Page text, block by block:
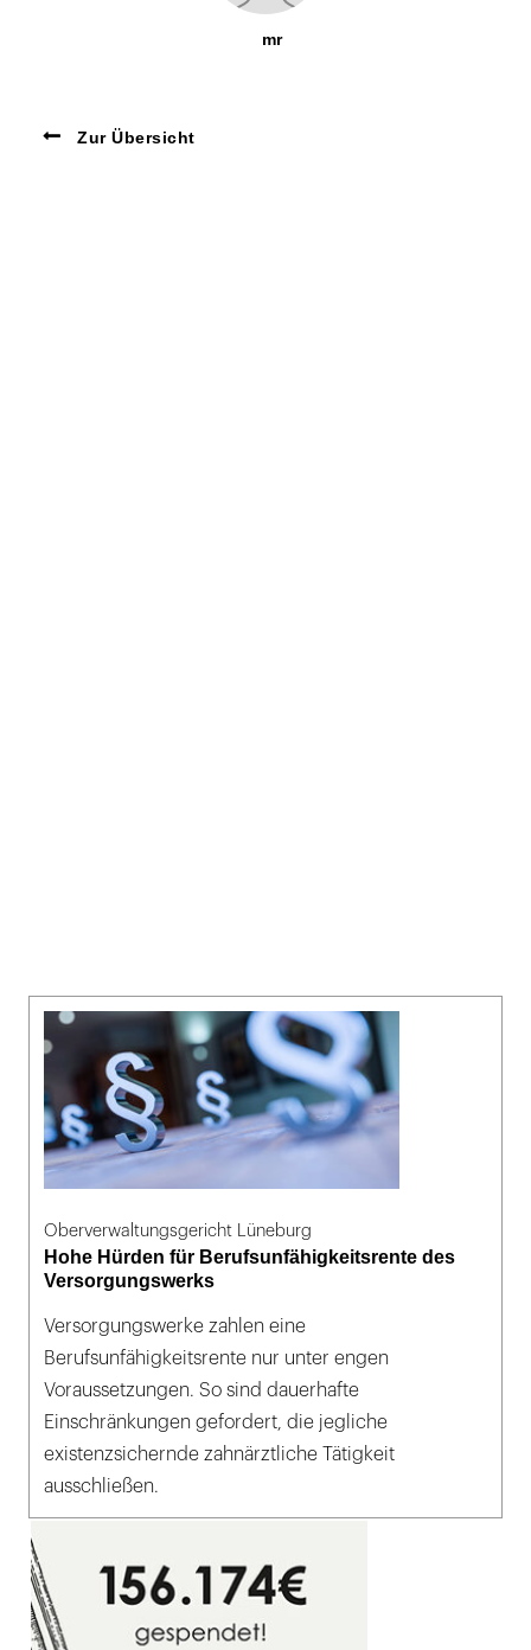
mr
Zur Übersicht
Oberverwaltungsgericht Lüneburg
Hohe Hürden für Berufsunfähigkeitsrente des
Versorgungswerks
Versorgungswerke zahlen eine
Berufsunfähigkeitsrente nur unter engen
Voraussetzungen. So sind dauerhafte
Einschränkungen gefordert, die jegliche
existenzsichernde zahnärztliche Tätigkeit
ausschließen.